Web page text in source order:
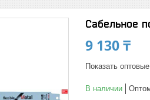
Сабельное
9 130 ₸
Показать
В наличии